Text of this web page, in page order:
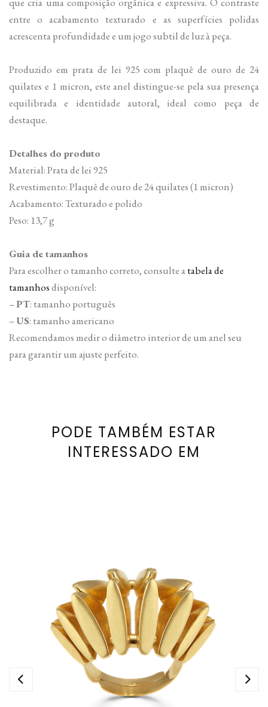
entre o acabamento texturado e as superfícies polidas
acrescenta profundidade e um jogo subtil de luz à peça.
Produzido em prata de lei 925 com plaquê de ouro de 24
quilates e 1 micron, este anel distingue-se pela sua presença
equilibrada e identidade autoral, ideal como peça de
destaque.
Detalhes do produto
Material: Prata de lei 925
Revestimento: Plaquê de ouro de 24 quilates (1 micron)
Acabamento: Texturado e polido
Peso: 13,7 g
Guia de tamanhos
Para escolher o tamanho correto, consulte atabela de
tamanhosdisponível:
–PT: tamanho português
–US: tamanho americano
Recomendamos medir o diâmetro interior de um anel seu
para garantir um ajuste perfeito.
PODE TAMBÉM ESTAR
INTERESSADO EM